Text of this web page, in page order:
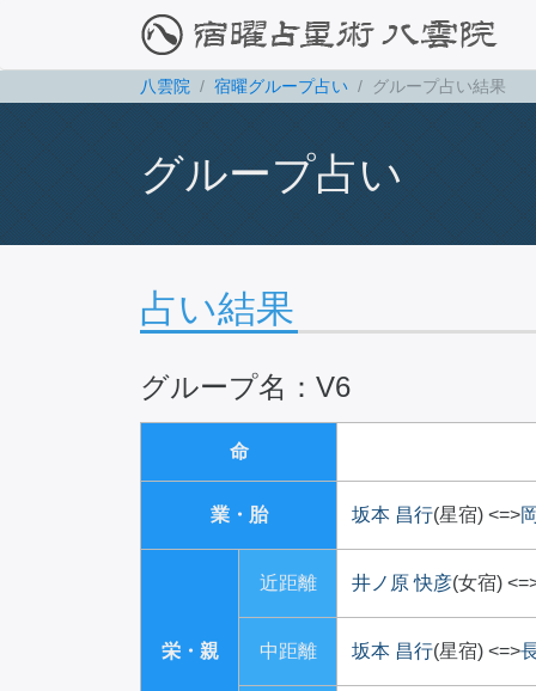
八雲院 宿曜グループ占い グループ占い結果
グループ占い
占い結果
グループ名：V6
命
業・胎 坂本 昌行(星宿) <=>
栄・親
近距離 井ノ原 快彦(女宿)
中距離 坂本 昌行(星宿) <=>